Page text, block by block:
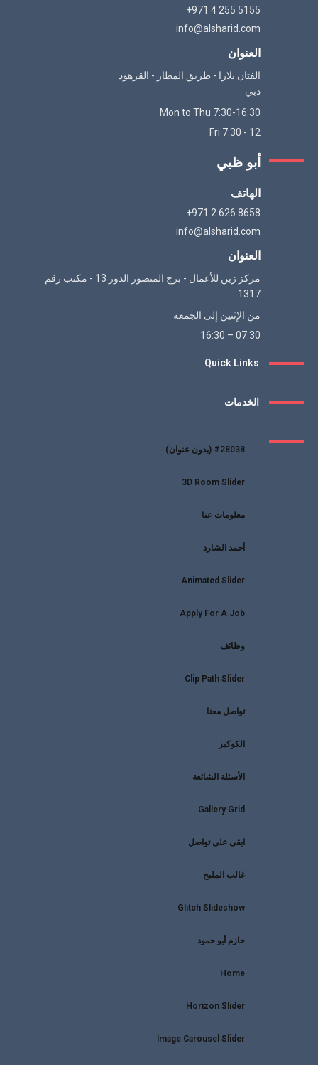
+971 4 255 5155
info@alsharid.com
العنوان
الفتان بلازا - طريق المطار - القرهود
دبي
Mon to Thu 7:30-16:30
Fri 7:30 - 12
أبو ظبي
الهاتف
+971 2 626 8658
info@alsharid.com
العنوان
مركز زين للأعمال - برج المنصور الدور 13 - مكتب رقم
1317
من الإثنين إلى الجمعة
07:30 – 16:30
Quick Links
الخدمات
#28038 (بدون عنوان)
3D Room Slider
معلومات عنا
أحمد الشارد
Animated Slider
Apply For A Job
وظائف
Clip Path Slider
تواصل معنا
الكوكيز
الأسئلة الشائعة
Gallery Grid
ابقى على تواصل
غالب المليح
Glitch Slideshow
حازم أبو حمود
Home
Horizon Slider
Image Carousel Slider